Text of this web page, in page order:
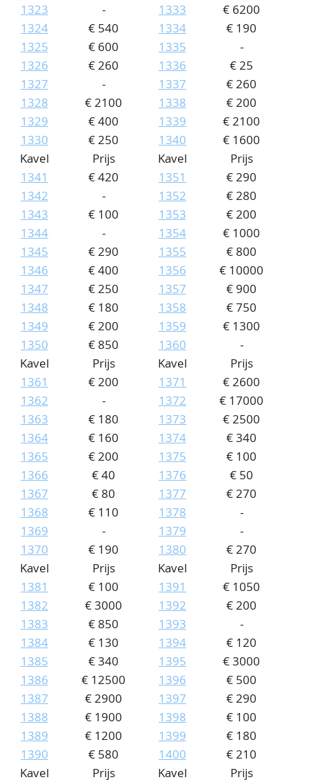
1323
-
1324
€ 540
1325
€ 600
1326
€ 260
1327
-
1328
€ 2100
1329
€ 400
1330
€ 250
1333
€ 6200
1334
€ 190
1335
-
1336
€ 25
1337
€ 260
1338
€ 200
1339
€ 2100
1340
€ 1600
Kavel
Prijs
1341
€ 420
1342
-
1343
€ 100
1344
-
1345
€ 290
1346
€ 400
1347
€ 250
1348
€ 180
1349
€ 200
1350
€ 850
Kavel
Prijs
1351
€ 290
1352
€ 280
1353
€ 200
1354
€ 1000
1355
€ 800
1356
€ 10000
1357
€ 900
1358
€ 750
1359
€ 1300
1360
-
Kavel
Prijs
1361
€ 200
1362
-
1363
€ 180
1364
€ 160
1365
€ 200
1366
€ 40
1367
€ 80
1368
€ 110
1369
-
1370
€ 190
Kavel
Prijs
1371
€ 2600
1372
€ 17000
1373
€ 2500
1374
€ 340
1375
€ 100
1376
€ 50
1377
€ 270
1378
-
1379
-
1380
€ 270
Kavel
Prijs
1381
€ 100
1382
€ 3000
1383
€ 850
1384
€ 130
1385
€ 340
1386
€ 12500
1387
€ 2900
1388
€ 1900
1389
€ 1200
1390
€ 580
Kavel
Prijs
1391
€ 1050
1392
€ 200
1393
-
1394
€ 120
1395
€ 3000
1396
€ 500
1397
€ 290
1398
€ 100
1399
€ 180
1400
€ 210
Kavel
Prijs
Kavel
Prijs